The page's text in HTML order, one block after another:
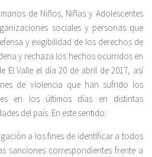
de Niños, Niñas y Adolescentes
sociales y personas que
y exigibilidad de los derechos de
y rechaza los hechos ocurridos en
El Valle el día 20 de abril de 2017, así
de violencia que han sufrido los
en los últimos días en distintas
del país. En este sentido:
a los fines de identificar a todos
sanciones correspondientes frente a